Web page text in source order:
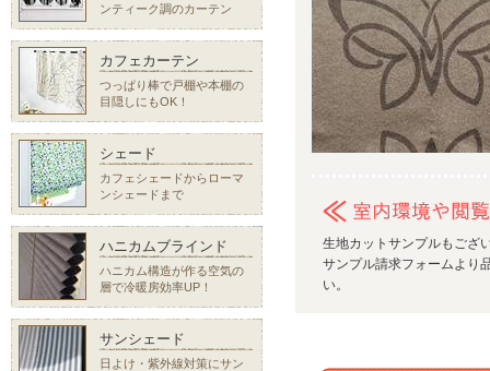
生地カットサンプルもござ
サンプル請求フォームより
い。
ンティーク調のカーテン
カフェカーテン
つっぱり棒で戸棚や本棚の
目隠しにもOK！
シェード
カフェシェードからローマ
ンシェードまで
ハニカムブラインド
ハニカム構造が作る空気の
層で冷暖房効率UP！
サンシェード
日よけ・紫外線対策にサン